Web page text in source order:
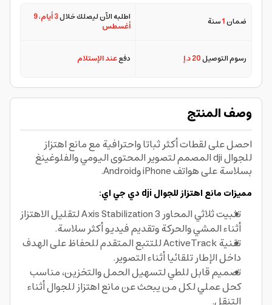
ضمان1سنة اطلبه الآن ليصلك خلال3 أيام ،9
أغسطس
رسوم التوصيل20 د.إ دفععند الإستلام
وصف المنتج
احصل على لقطات أكثر ثباتا واحترافية مع مانع اهتزاز
للجوال dji المصمم لتصوير المحتوى اليومي والفلوغينغ
بسلاسة على هواتف iPhone وAndroid.
مميزات مانع اهتزاز للجوال dji دي جي اي:
تثبيت ثلاثي المحاور 3 Axis Stabilization لتقليل الاهتزاز
أثناء المشي والحركة وتقديم فيديو أكثر سلاسة.
تقنية ActiveTrack للتتبع المتقدم للحفاظ على الهدف
داخل الإطار تلقائيا أثناء التصوير.
تصميم قابل للطي لتسهيل الحمل والتخزين، مناسب
كحل عملي لكل من يبحث عن مانع اهتزاز للجوال أثناء
التنقل.